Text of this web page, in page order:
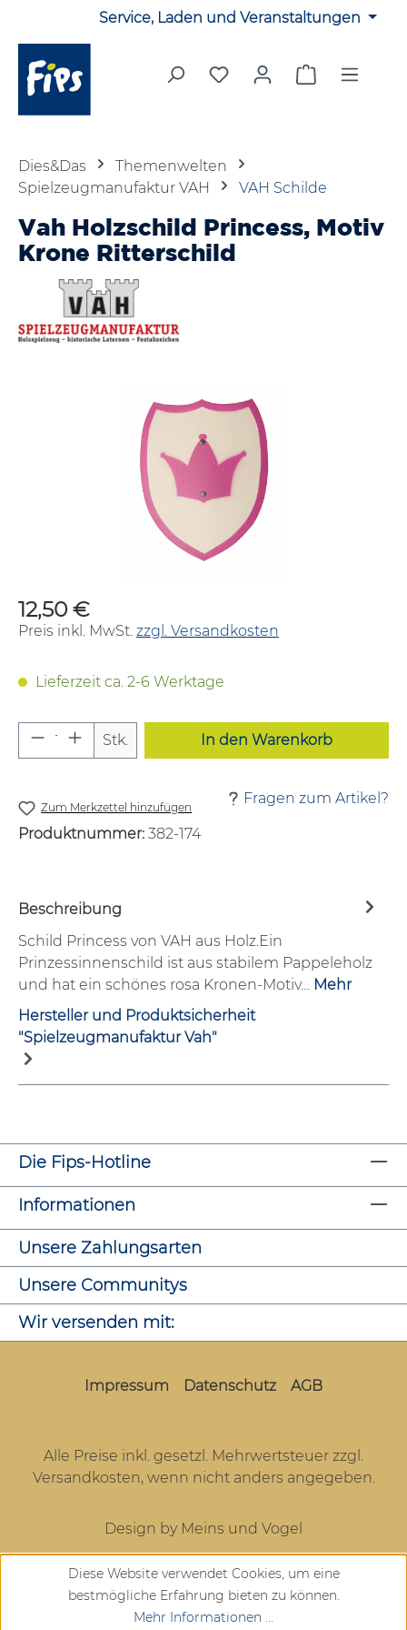
Zum Hauptinhalt springenService, Laden und Veranstaltungen
Du hast 0 Produkte auf
Warenkorb
Dies&Das
Themenwelten
Spielzeugmanufaktur VAH
VAH Schilde
Vah Holzschild Princess, Motiv
Krone Ritterschild
Regulärer Preis:
12,50 €
Preis inkl. MwSt. zzgl. Versandkosten
Lieferzeit ca. 2-6 Werktage
Produkt Anzahl: Gib den
Stk. In den Warenkorb
Zum Merkzettel hinzufügen
Fragen zum Artikel?
Produktnummer: 382-174
Beschreibung
Schild Princess von VAH aus Holz.Ein
Prinzessinnenschild ist aus stabilem Pappeleholz
und hat ein schönes rosa Kronen-Motiv… Mehr
Hersteller und Produktsicherheit
"Spielzeugmanufaktur Vah"
Die Fips-Hotline
Informationen
Unsere Zahlungsarten
Unsere Communitys
Wir versenden mit:
Impressum Datenschutz AGB
Alle Preise inkl. gesetzl. Mehrwertsteuer zzgl.
Versandkosten, wenn nicht anders angegeben.
Design by Meins und Vogel
Diese Website verwendet Cookies, um eine
bestmögliche Erfahrung bieten zu können.
Mehr Informationen ...